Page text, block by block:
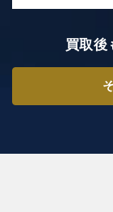
買取後